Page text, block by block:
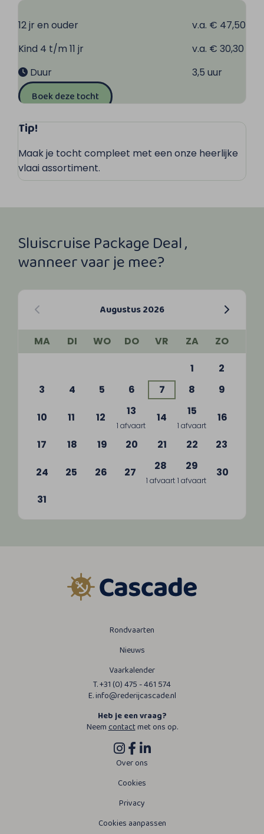
12 jr en ouder
v.a. € 47,50
Kind 4 t/m 11 jr
v.a. € 30,30
Duur
3,5 uur
Boek deze tocht
Tip!
Maak je tocht compleet met een onze heerlijke
vlaai assortiment.
Sluiscruise Package Deal ,
wanneer vaar je mee?
Augustus 2026
MA DI WO DO VR ZA
ZO
1
2
3
4 5 6 7 8 9
10 11 12 13
1 afvaart
14 15
1 afvaart
16
17 18 19 20 21 22 23
24 25 26 27 28
1 afvaart
29
1 afvaart
30
31
Rondvaarten
Nieuws
Vaarkalender
T. +31 (0) 475 - 461 574
E. info@rederijcascade.nl
Heb je een vraag?
Neemcontactmet ons op.
Over ons
Cookies
Privacy
Cookies aanpassen